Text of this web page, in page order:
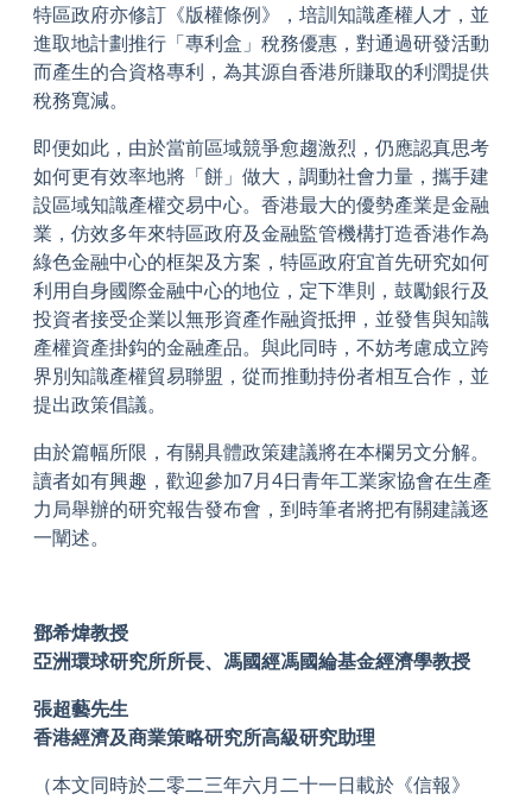
特區政府亦修訂《版權條例》，培訓知識產權人才，並
進取地計劃推行「專利盒」稅務優惠，對通過研發活動
而產生的合資格專利，為其源自香港所賺取的利潤提供
稅務寬減。
即便如此，由於當前區域競爭愈趨激烈，仍應認真思考
如何更有效率地將「餅」做大，調動社會力量，攜手建
設區域知識產權交易中心。香港最大的優勢產業是金融
業，仿效多年來特區政府及金融監管機構打造香港作為
綠色金融中心的框架及方案，特區政府宜首先研究如何
利用自身國際金融中心的地位，定下準則，鼓勵銀行及
投資者接受企業以無形資產作融資抵押，並發售與知識
產權資產掛鈎的金融產品。與此同時，不妨考慮成立跨
界別知識產權貿易聯盟，從而推動持份者相互合作，並
提出政策倡議。
由於篇幅所限，有關具體政策建議將在本欄另文分解。
讀者如有興趣，歡迎參加7月4日青年工業家協會在生產
力局舉辦的研究報告發布會，到時筆者將把有關建議逐
一闡述。
鄧希煒教授
亞洲環球研究所所長、馮國經馮國綸基金經濟學教授
張超藝先生
香港經濟及商業策略研究所高級研究助理
（本文同時於二零二三年六月二十一日載於《信報》